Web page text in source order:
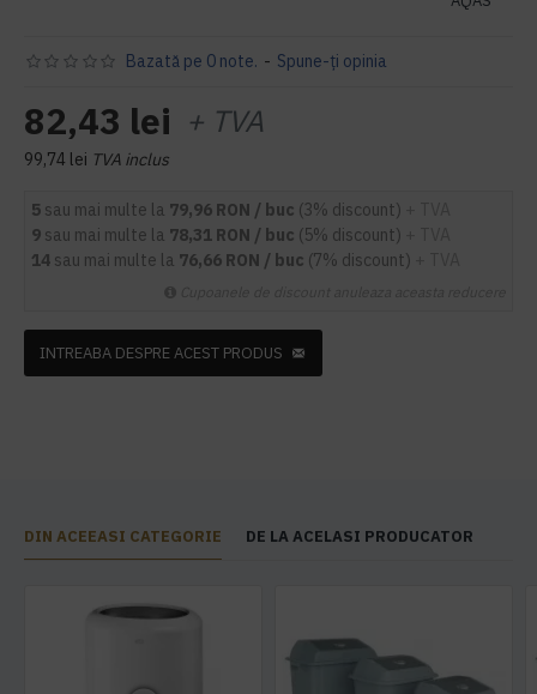
Bazată pe 0 note. - Spune-ţi opinia
82,43 lei + TVA
99,74 lei TVA inclus
5 sau mai multe la 79,96 RON / buc (3% discount)
9 sau mai multe la 78,31 RON / buc (5% discount)
14 sau mai multe la 76,66 RON / buc (7% discount)
INTREABA DESPRE ACEST PRODUS
DIN ACEEASI CATEGORIE DE LA ACELASI PRODUCATOR